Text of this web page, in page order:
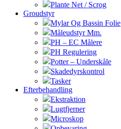
Plante Net / Scrog
Groudstyr
Mylar Og Bassin Folie
Måleudstyr Mm.
PH – EC Målere
PH Regulering
Potter – Underskåle
Skadedyrskontrol
Tasker
Efterbehandling
Ekstraktion
Lugtfjerner
Microskop